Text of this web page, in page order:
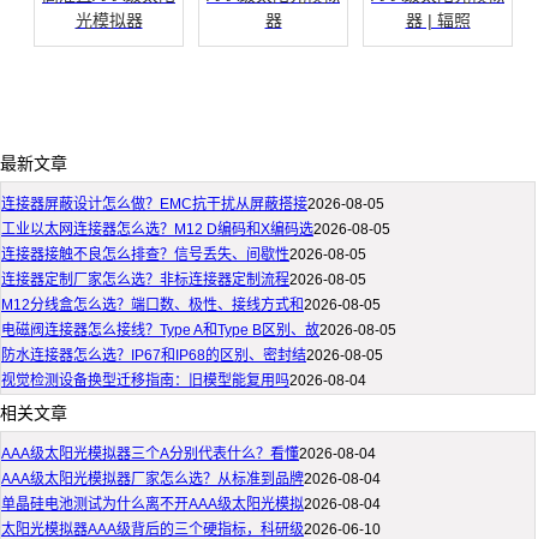
光模拟器
器
器 | 辐照
最新文章
连接器屏蔽设计怎么做？EMC抗干扰从屏蔽搭接2026-08-05
工业以太网连接器怎么选？M12 D编码和X编码选2026-08-05
连接器接触不良怎么排查？信号丢失、间歇性2026-08-05
连接器定制厂家怎么选？非标连接器定制流程2026-08-05
M12分线盒怎么选？端口数、极性、接线方式和2026-08-05
电磁阀连接器怎么接线？Type A和Type B区别、故2026-08-05
防水连接器怎么选？IP67和IP68的区别、密封结2026-08-05
视觉检测设备换型迁移指南：旧模型能复用吗2026-08-04
相关文章
AAA级太阳光模拟器三个A分别代表什么？看懂2026-08-04
AAA级太阳光模拟器厂家怎么选？从标准到品牌2026-08-04
单晶硅电池测试为什么离不开AAA级太阳光模拟2026-08-04
太阳光模拟器AAA级背后的三个硬指标，科研级2026-06-10